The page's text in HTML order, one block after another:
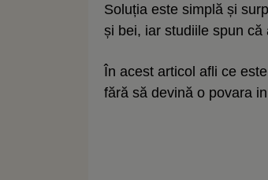
Soluția este simplă și
și bei, iar studiile spun
În acest articol afli ce
fără să devină o povara